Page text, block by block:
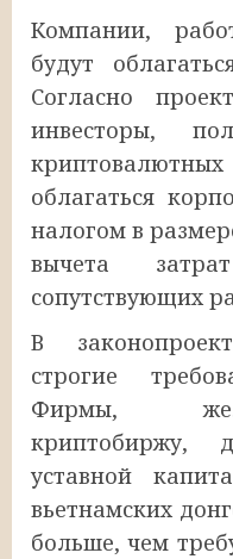
Компании,
будут
Согласно
инвесторы,
облагаться
налогом в
вычета
сопутствующих
В
строгие
Фирмы,
криптобиржу,
уставной
вьетнамских
больше, чем